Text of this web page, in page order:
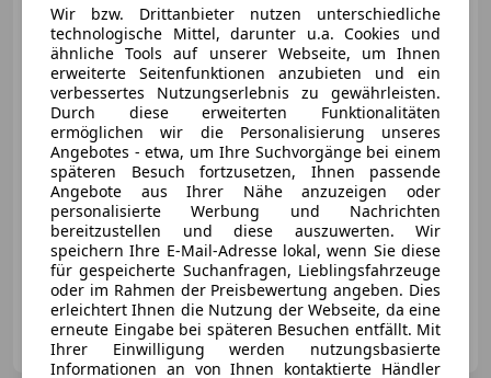
2,0TDI DSG 4MOTION *Mat...
€ 24 900 1
05/2022 116 647 km Diesel
147 kW (200 PS)
KFZ Baumgartner GmbH
AT-4144 Oberkappel
Wir bzw. Drittanbieter nutzen unterschiedliche
technologische Mittel, darunter u.a. Cookies und
ähnliche Tools auf unserer Webseite, um Ihnen
erweiterte Seitenfunktionen anzubieten und ein
verbessertes Nutzungserlebnis zu gewährleisten.
Durch diese erweiterten Funktionalitäten
ermöglichen wir die Personalisierung unseres
Angebotes - etwa, um Ihre Suchvorgänge bei einem
späteren Besuch fortzusetzen, Ihnen passende
Angebote aus Ihrer Nähe anzuzeigen oder
personalisierte Werbung und Nachrichten
bereitzustellen und diese auszuwerten. Wir
speichern Ihre E-Mail-Adresse lokal, wenn Sie diese
für gespeicherte Suchanfragen, Lieblingsfahrzeuge
oder im Rahmen der Preisbewertung angeben. Dies
erleichtert Ihnen die Nutzung der Webseite, da eine
erneute Eingabe bei späteren Besuchen entfällt. Mit
Ihrer Einwilligung werden nutzungsbasierte
Informationen an von Ihnen kontaktierte Händler